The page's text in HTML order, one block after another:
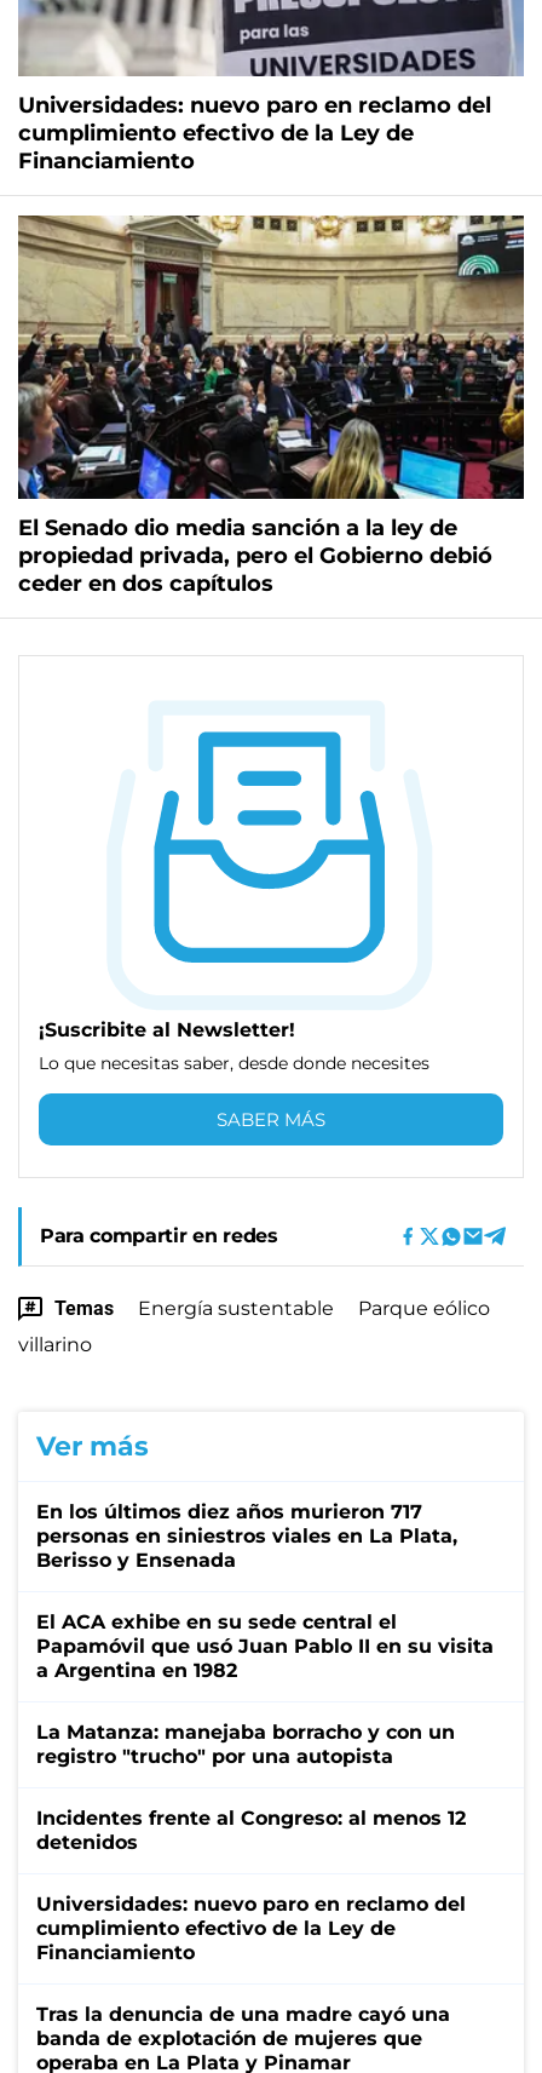
Universidades: nuevo paro en reclamo del
cumplimiento efectivo de la Ley de
Financiamiento
El Senado dio media sanción a la ley de
propiedad privada, pero el Gobierno debió
ceder en dos capítulos
¡Suscribite al Newsletter!
Lo que necesitas saber, desde donde necesites
SABER MÁS
Para compartir en redes
Temas Energía sustentable
Parque eólico
villarino
Ver más
En los últimos diez años murieron 717
personas en siniestros viales en La Plata,
Berisso y Ensenada
El ACA exhibe en su sede central el
Papamóvil que usó Juan Pablo II en su visita
a Argentina en 1982
La Matanza: manejaba borracho y con un
registro "trucho" por una autopista
Incidentes frente al Congreso: al menos 12
detenidos
Universidades: nuevo paro en reclamo del
cumplimiento efectivo de la Ley de
Financiamiento
Tras la denuncia de una madre cayó una
banda de explotación de mujeres que
operaba en La Plata y Pinamar